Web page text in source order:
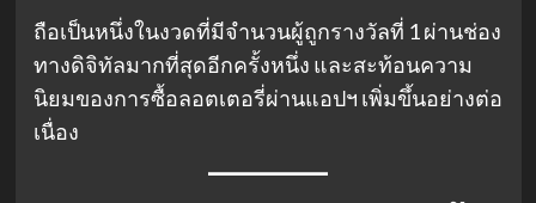
ถือเป็นหนึ่งในงวดที่มีจำนวนผู้ถูกรางวัลที่ 1 ผ่านช่อง
ทางดิจิทัลมากที่สุดอีกครั้งหนึ่ง และสะท้อนความ
นิยมของการซื้อลอตเตอรี่ผ่านแอปฯ เพิ่มขึ้นอย่างต่อ
เนื่อง